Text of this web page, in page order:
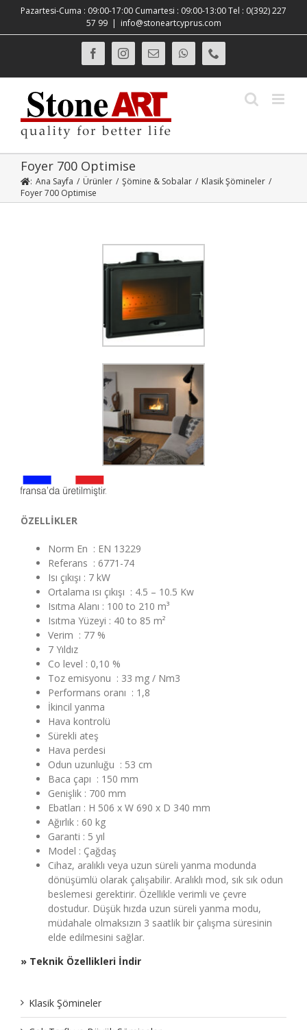
content
Pazartesi-Cuma : 09:00-17:00 Cumartesi : 09:00-13:00 Tel : 0(392) 227
57 99 | info@stoneartcyprus.com
FacebookInstagram
E-
posta
WhatsApp
Foyer 700 Optimise
: Ana Sayfa / Ürünler / Şömine & Sobalar / Klasik Şömineler /
Foyer 700 Optimise
ÖZELLİKLER
Norm En : EN 13229
Referans : 6771-74
Isı çıkışı : 7 kW
Ortalama ısı çıkışı : 4.5 – 10.5 Kw
Isıtma Alanı : 100 to 210 m³
Isıtma Yüzeyi : 40 to 85 m²
Verim : 77 %
7 Yıldız
Co level : 0,10 %
Toz emisyonu : 33 mg / Nm3
Performans oranı : 1,8
İkincil yanma
Hava kontrolü
Sürekli ateş
Hava perdesi
Odun uzunluğu : 53 cm
Baca çapı : 150 mm
Genişlik : 700 mm
Ebatları : H 506 x W 690 x D 340 mm
Ağırlık : 60 kg
Garanti : 5 yıl
Model : Çağdaş
Cihaz, aralıklı veya uzun süreli yanma modunda
dönüşümlü olarak çalışabilir. Aralıklı mod, sık sık odun
beslemesi gerektirir. Özellikle verimli ve çevre
dostudur. Düşük hızda uzun süreli yanma modu,
müdahale olmaksızın 3 saatlik bir çalışma süresinin
elde edilmesini sağlar.
» Teknik Özellikleri İndir
Klasik Şömineler